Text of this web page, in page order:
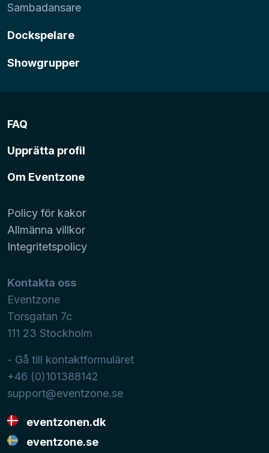
Sambadansare
Dockspelare
Showgrupper
FAQ
Upprätta profil
Om Eventzone
Policy för kakor
Allmänna villkor
Integritetspolicy
Kontakta oss
Eventzone
Torsgatan 7c
111 23 Stockholm
- Gå till kontaktformuläret
+46 (0)101388142
support@eventzone.se
eventzonen.dk
eventzone.se